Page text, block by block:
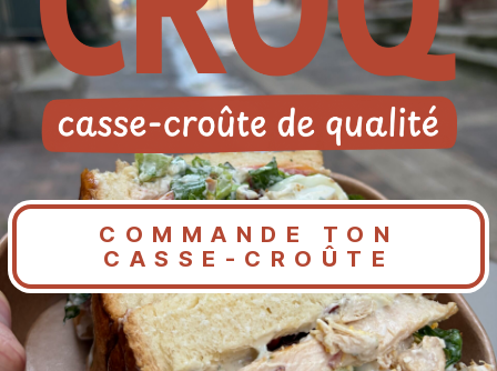
COMMANDE TON
CASSE-CROÛTE